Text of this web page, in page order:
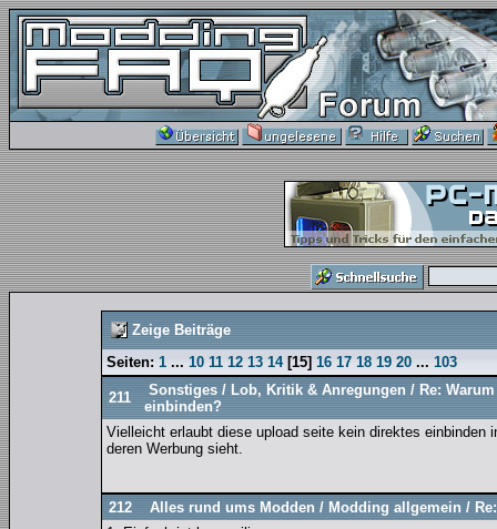
Zeige Beiträge
Seiten: 1 ... 10 11 12 13 14[15] 16 17 18 19 20 ... 103
211 Sonstiges/ Lob, Kritik & Anregungen/ Re:
einbinden?
Vielleicht erlaubt diese upload seite kein direktes
deren Werbung sieht.
212 Alles rund ums Modden/ Modding allgemein/